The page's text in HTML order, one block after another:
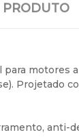
motores
Projetado
anti-